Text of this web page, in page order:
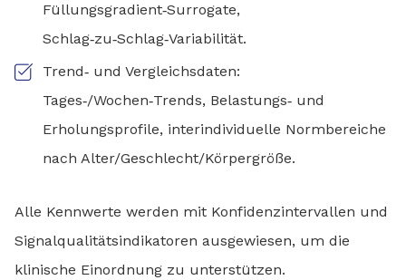
Füllungsgradient‑Surrogate,
Schlag‑zu‑Schlag‑Variabilität.
Trend‑ und Vergleichsdaten:
Tages‑/Wochen‑Trends, Belastungs‑ und
Erholungsprofile, interindividuelle Normbereiche
nach Alter/Geschlecht/Körpergröße.
Alle Kennwerte werden mit Konfidenzintervallen und
Signalqualitätsindikatoren ausgewiesen, um die
klinische Einordnung zu unterstützen.